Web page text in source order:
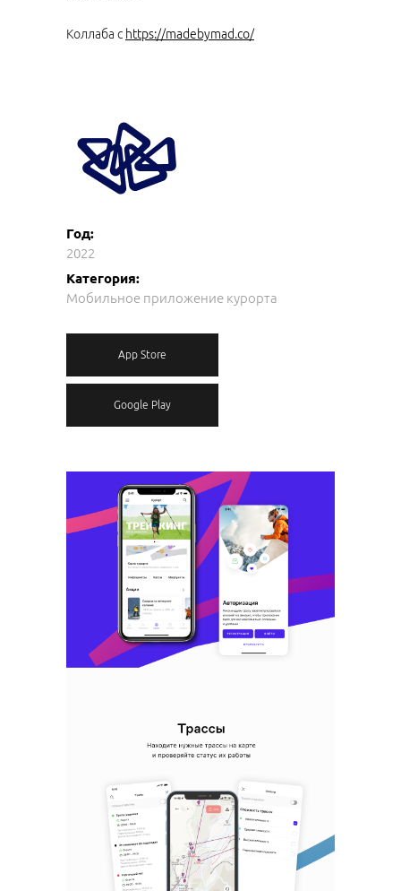
Коллаба с https://madebymad.co/
Год:
2022
Категория:
Мобильное приложение курорта
App Store
Google Play